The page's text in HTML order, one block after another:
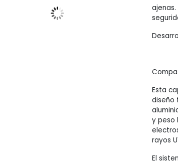
Esta
diseño
y peso
rayos
El